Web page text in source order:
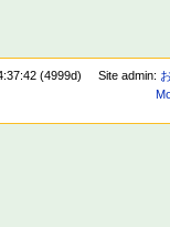
(4999d) Site admin: